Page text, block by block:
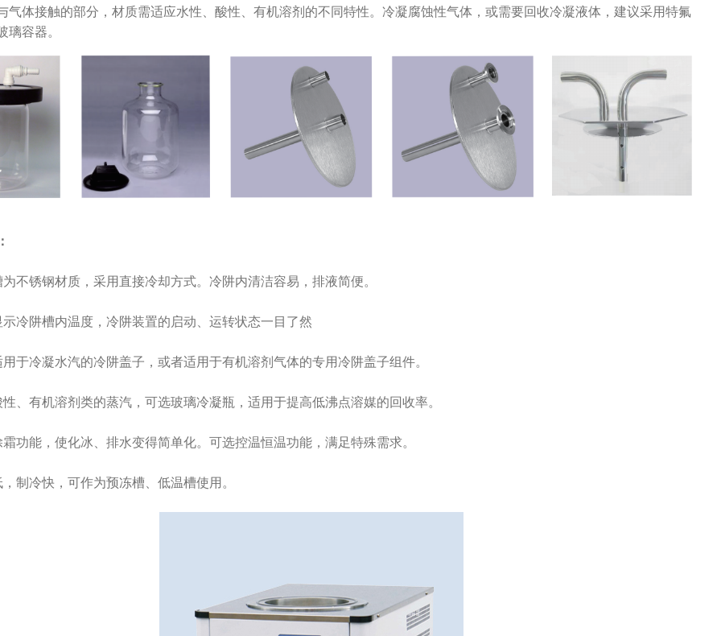
气体接触的部分，材质需适应水性、酸性、有机溶剂的不同特性。冷凝腐蚀性气体，或需要回收冷凝液体，建议采用特氟
容器。
不锈钢材质，采用直接冷却方式。冷阱内清洁容易，排液简便。
冷阱槽内温度，冷阱装置的启动、运转状态一目了然
于冷凝水汽的冷阱盖子，或者适用于有机溶剂气体的专用冷阱盖子组件。
、有机溶剂类的蒸汽，可选玻璃冷凝瓶，适用于提高低沸点溶媒的回收率。
功能，使化冰、排水变得简单化。可选控温恒温功能，满足特殊需求。
制冷快，可作为预冻槽、低温槽使用。